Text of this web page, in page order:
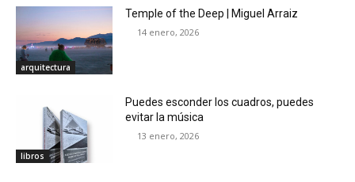
arquitectura
Temple of the Deep | Miguel Arraiz
14 enero, 2026
libros
Puedes esconder los cuadros, puedes
evitar la música
13 enero, 2026